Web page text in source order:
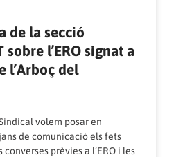
de la secció
l’ERO signat a
l’Arboç del
volem posar en
de comunicació els fets
prèvies a l’ERO i les